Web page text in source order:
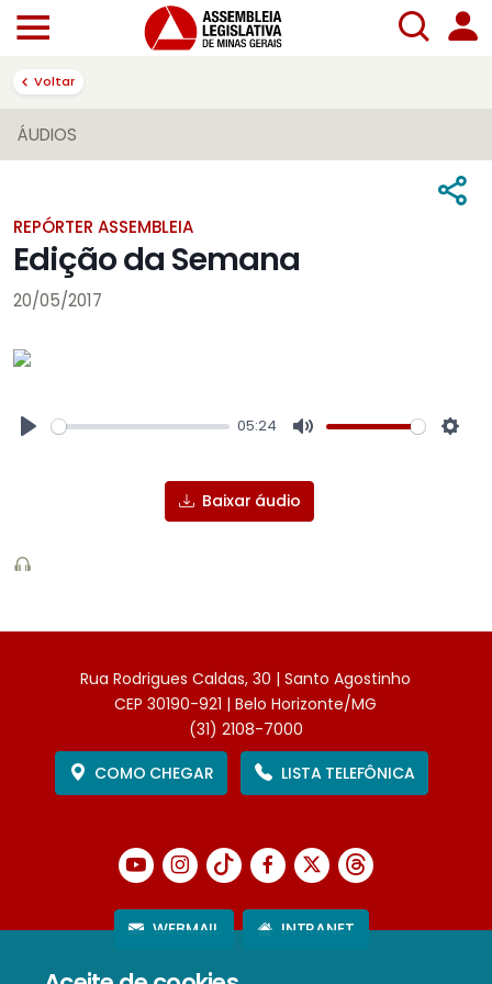
Voltar
ÁUDIOS
REPÓRTER ASSEMBLEIA
Edição da Semana
20/05/2017
05:24
Baixar áudio
Rua Rodrigues Caldas, 30 | Santo Agostinho
CEP 30190-921 | Belo Horizonte/MG
(31) 2108-7000
COMO CHEGAR
LISTA TELEFÔNICA
WEBMAIL INTRANET